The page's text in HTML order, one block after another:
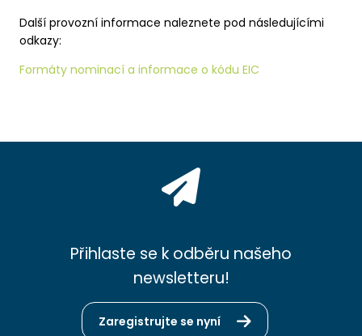
Další provozní informace naleznete pod následujícími
odkazy:
Formáty nominací a informace o kódu EIC
Přihlaste se k odběru našeho
newsletteru!
Zaregistrujte se nyní